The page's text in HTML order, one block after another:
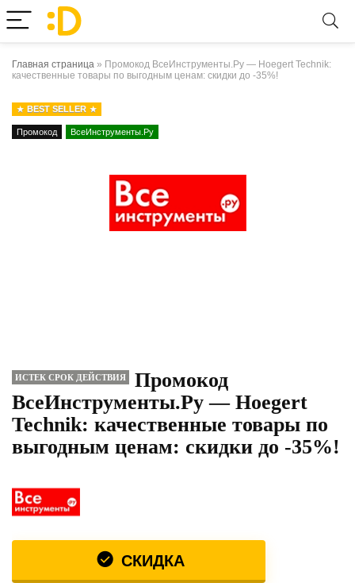
Главная страница » Промокод ВсеИнструменты.Ру — Hoegert Technik:
качественные товары по выгодным ценам: скидки до -35%!
BEST SELLER
Промокод ВсеИнструменты.Ру
ИСТЕК СРОК ДЕЙСТВИЯ
Промокод
ВсеИнструменты.Ру — Hoegert
Technik: качественные товары по
выгодным ценам: скидки до -35%!
СКИДКА